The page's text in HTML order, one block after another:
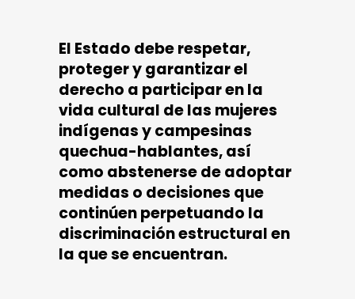
El Estado debe respetar,
proteger y garantizar el
derecho a participar en la
vida cultural de las mujeres
indígenas y campesinas
quechua-hablantes, así
como abstenerse de adoptar
medidas o decisiones que
continúen perpetuando la
discriminación estructural en
la que se encuentran.